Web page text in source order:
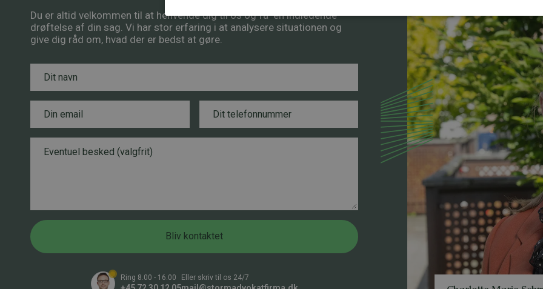
Du er altid velkommen til at henvende dig til os og få en indledende
drøftelse af din sag. Vi har stor erfaring i at analysere situationen og
give dig råd om, hvad der er bedst at gøre.
v
y
f
o
n
a
l
e
r
Bliv kontaktet
Ring 8.00 - 16.00 Eller skriv til os 24/7